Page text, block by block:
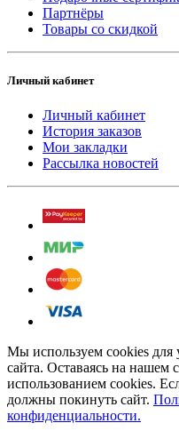
Партнёры
Товары со скидкой
Личный кабинет
Личный кабинет
История заказов
Мои закладки
Рассылка новостей
Мы используем cookies для
сайта. Оставаясь на нашем
использованием cookies.
должны покинуть сайт.
конфиденциальности.